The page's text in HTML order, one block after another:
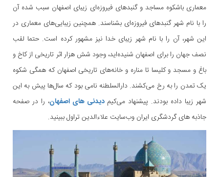
معماری باشکوه مساجد و گنبدهای فیروزه‌ای زیبای اصفهان سبب شده آن
را با نام شهر گنبدهای فیروزه‌ای بشناسند. همچنین زیبایی‌های معماری در
این شهر، آن را با نام شهر زیبای خدا نیز مشهور کرده است. حتما لقب
نصف جهان را برای اصفهان شنیده‌اید، وجود شش هزار اثر تاریخی از کاخ و
باغ و مسجد و کلیسا تا مناره و خانه‌های تاریخی اصفهان که همگی شکوه
یک تمدن را به رخ می‌کشند. دارالسلطنه نامی بود که سال‌ها پیش به این
شهر زیبا داده بودند. پیشنهاد می‌کیمدیدنی های اصفهان، را در صفحه
جاذبه های گردشگری ایران وب‌سایت علاءالدین تراول ببینید.